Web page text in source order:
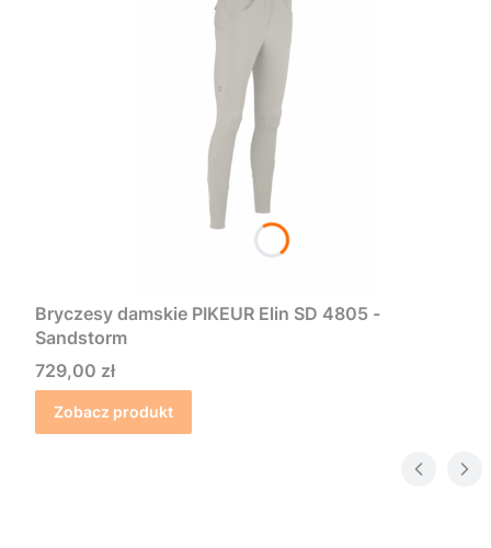
Bryczesy damskie PIKEUR Elin SD 4805 -
Sandstorm
Cena
729,00 zł
Zobacz produkt